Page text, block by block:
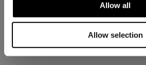
Allow all
Allow selection
ASPECTS TECHNIQUES